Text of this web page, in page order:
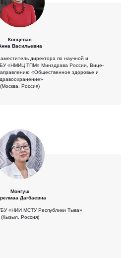
Концевая
Васильевна
директора по научной и
«НМИЦ ТПМ» Минздрава России, Вице-
«Общественное здоровье и
(Москва, Россия)
Монгуш
Дагбаевна
«НИИ МСТУ Республики Тыва»
(Кызыл, Россия)